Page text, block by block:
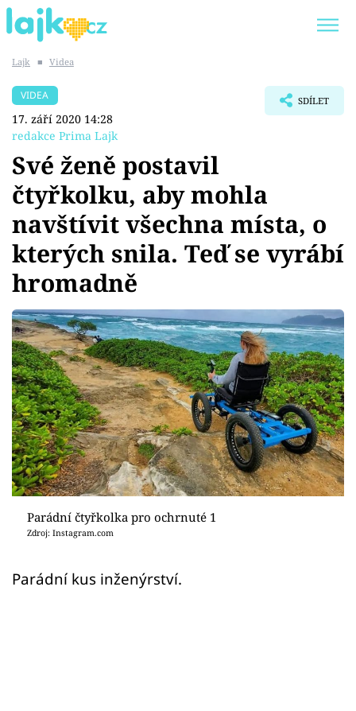
SHOPAHOLICADEL
Témata
Showbyznys
Youtubeři
Virály
Sex a vztahy
Videa
Sledujte prima+
Přihlášení
Lajk ■ Videa
VIDEA
17. září 2020 14:28
redakce Prima Lajk
SDÍLET
Své ženě postavil
čtyřkolku, aby mohla
navštívit všechna místa, o
kterých snila. Teď se vyrábí
hromadně
Parádní čtyřkolka pro ochrnuté 1
Zdroj: Instagram.com
Parádní kus inženýrství.